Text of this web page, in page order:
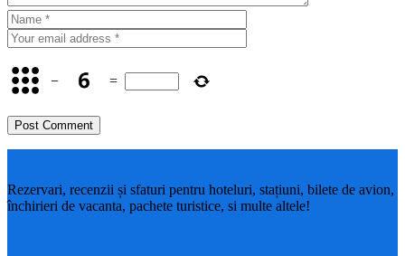
− =
Rezervari, recenzii și sfaturi pentru hoteluri, stațiuni, bilete de avion,
închirieri de vacanta, pachete turistice, si multe altele!